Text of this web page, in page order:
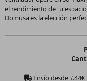
el rendimiento de tu
Domusa es la elección
Envío desde7.44€